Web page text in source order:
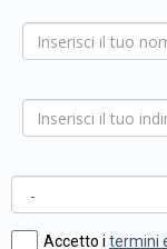
Accetto i termini